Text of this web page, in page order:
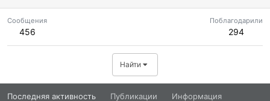
Сообщения
456
Поблагодарили
294
Найти
Последняя активность Публикации Информация